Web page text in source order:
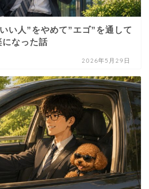
い人”をやめて”エゴ”を通して
なった話
2026年5月29日